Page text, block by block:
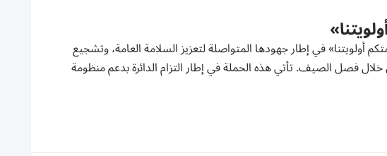
أولويتنا» في إطار جهودها المتواصلة لتعزيز السلامة العامة، وتشجيع
فصل الصيف. تأتي هذه الحملة في إطار التزام الدائرة بدعم منظومة